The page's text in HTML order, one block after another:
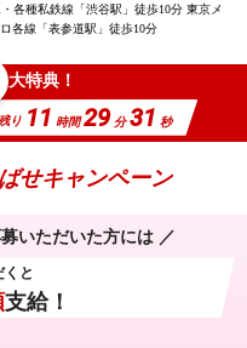
・各種私鉄線「渋谷駅」徒歩10分 東京メ
ロ各線「表参道駅」徒歩10分
大特典！
り 11 時間 29 分 30 秒
せキャンペーン
いただいた方には ／
と
支給！